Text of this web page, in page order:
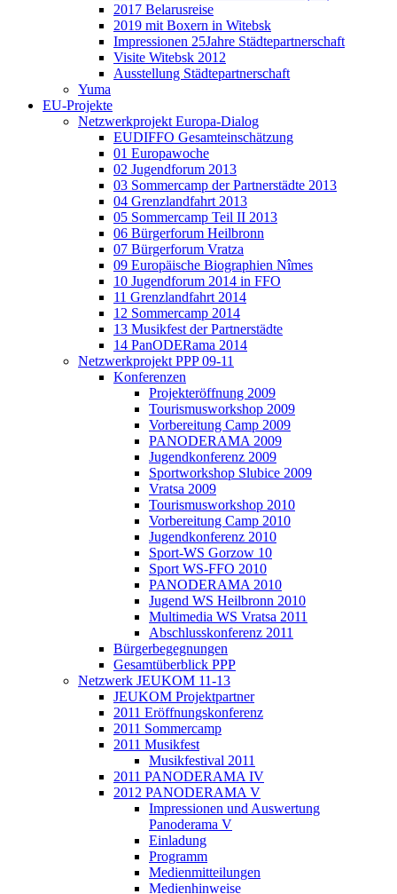
2017 Belarusreise
2019 mit Boxern in Witebsk
Impressionen 25Jahre Städtepartnerschaft
Visite Witebsk 2012
Ausstellung Städtepartnerschaft
Yuma
EU-Projekte
Netzwerkprojekt Europa-Dialog
EUDIFFO Gesamteinschätzung
01 Europawoche
02 Jugendforum 2013
03 Sommercamp der Partnerstädte 2013
04 Grenzlandfahrt 2013
05 Sommercamp Teil II 2013
06 Bürgerforum Heilbronn
07 Bürgerforum Vratza
09 Europäische Biographien Nîmes
10 Jugendforum 2014 in FFO
11 Grenzlandfahrt 2014
12 Sommercamp 2014
13 Musikfest der Partnerstädte
14 PanODERama 2014
Netzwerkprojekt PPP 09-11
Konferenzen
Projekteröffnung 2009
Tourismusworkshop 2009
Vorbereitung Camp 2009
PANODERAMA 2009
Jugendkonferenz 2009
Sportworkshop Slubice 2009
Vratsa 2009
Tourismusworkshop 2010
Vorbereitung Camp 2010
Jugendkonferenz 2010
Sport-WS Gorzow 10
Sport WS-FFO 2010
PANODERAMA 2010
Jugend WS Heilbronn 2010
Multimedia WS Vratsa 2011
Abschlusskonferenz 2011
Bürgerbegegnungen
Gesamtüberblick PPP
Netzwerk JEUKOM 11-13
JEUKOM Projektpartner
2011 Eröffnungskonferenz
2011 Sommercamp
2011 Musikfest
Musikfestival 2011
2011 PANODERAMA IV
2012 PANODERAMA V
Impressionen und Auswertung
Panoderama V
Einladung
Programm
Medienmitteilungen
Medienhinweise